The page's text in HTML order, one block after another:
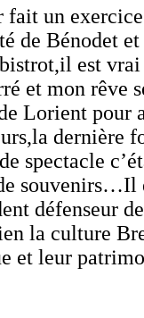
fait un
de Bénodet
est vrai
et mon rêve
Lorient pour
dernière
spectacle
souvenirs…Il
défenseur
la culture
et leur